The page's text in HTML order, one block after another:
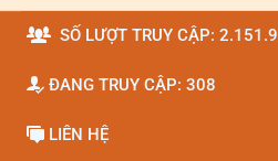
SỐ LƯỢT TRUY CẬP:
ĐANG TRUY CẬP: 308
LIÊN HỆ